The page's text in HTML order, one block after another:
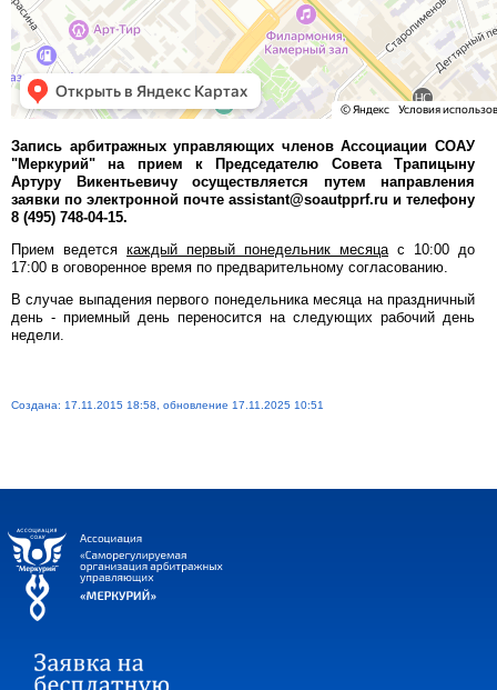
Запись арбитражных управляющих членов Ассоциации СОАУ
"Меркурий" на прием к Председателю Совета Трапицыну
Артуру Викентьевичу осуществляется путем направления
заявки по электронной почте assistant@soautpprf.ru и телефону
8 (495) 748-04-15.
Прием ведется каждый первый понедельник месяцас 10:00 до
17:00 в оговоренное время по предварительному согласованию.
В случае выпадения первого понедельника месяца на праздничный
день - приемный день переносится на следующих рабочий день
недели.
Создана: 17.11.2015 18:58, обновление 17.11.2025 10:51